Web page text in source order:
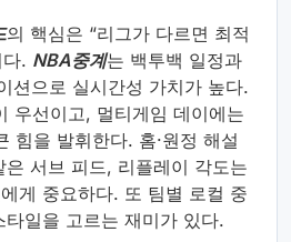
의 핵심은 “리그가 다르면 최적
. NBA중계는 백투백 일정과
션으로 실시간성 가치가 높다.
우선이고, 멀티게임 데이에는
힘을 발휘한다. 홈·원정 해설
은 서브 피드, 리플레이 각도는
게 중요하다. 또 팀별 로컬 중
일을 고르는 재미가 있다.